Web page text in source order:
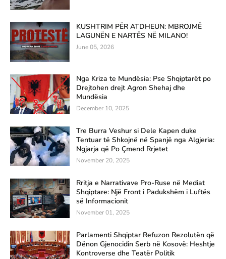
KUSHTRIM PËR ATDHEUN: MBROJMË
LAGUNËN E NARTËS NË MILANO!
June 05, 2026
Nga Kriza te Mundësia: Pse Shqiptarët po
Drejtohen drejt Agron Shehaj dhe
Mundësia
December 10, 2025
Tre Burra Veshur si Dele Kapen duke
Tentuar të Shkojnë në Spanjë nga Algjeria:
Ngjarja që Po Çmend Rrjetet
November 20, 2025
Rritja e Narrativave Pro-Ruse në Mediat
Shqiptare: Një Front i Padukshëm i Luftës
së Informacionit
November 01, 2025
Parlamenti Shqiptar Refuzon Rezolutën që
Dënon Gjenocidin Serb në Kosovë: Heshtje
Kontroverse dhe Teatër Politik